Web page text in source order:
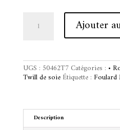
Coquelicots
Ajouter
UGS : 50462T7 Catégories : •
Twill de soie Étiquette :
Description